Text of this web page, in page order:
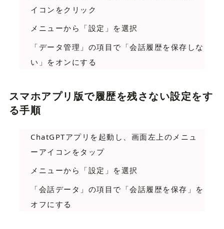
イコンをクリック
メニューから「設定」を選択
「データ管理」の項目で「会話履歴を保存しな
い」をオンにする
スマホアプリ版で履歴を残さない設定をす
る手順
ChatGPTアプリを起動し、画面左上のメニュ
ーアイコンをタップ
メニューから「設定」を選択
「会話データ」の項目で「会話履歴を保存」を
オフにする